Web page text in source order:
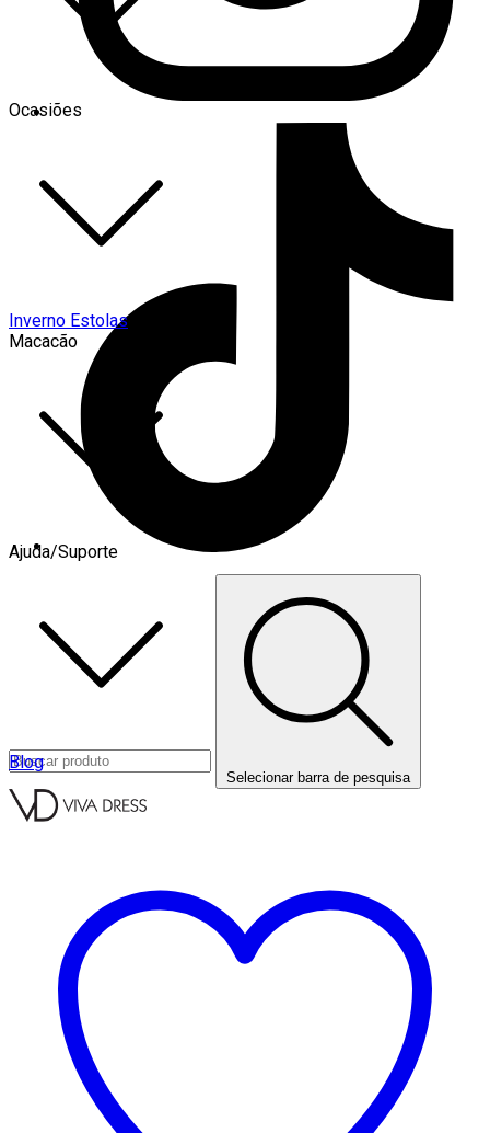
Ocasiões
Inverno Estolas
Macacão
Ajuda/Suporte
Blog
Selecionar barra de pesquisa